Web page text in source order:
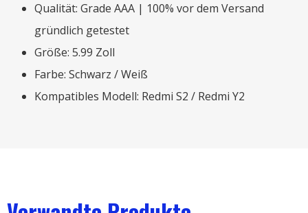
Qualität: Grade AAA | 100% vor dem Versand
gründlich getestet
Größe: 5.99 Zoll
Farbe: Schwarz / Weiß
Kompatibles Modell: Redmi S2 / Redmi Y2